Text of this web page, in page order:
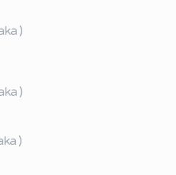
)
)
)